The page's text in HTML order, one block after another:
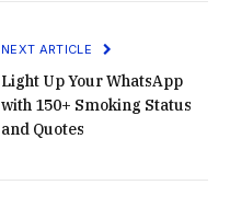
NEXT ARTICLE
Light Up Your WhatsApp
with 150+ Smoking Status
and Quotes